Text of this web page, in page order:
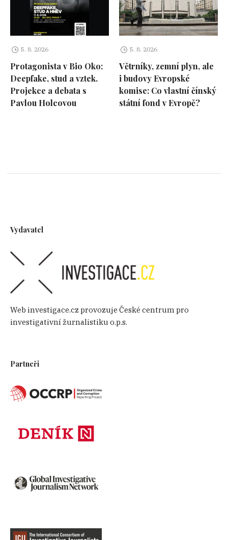
5. 8. 2026
Protagonista v Bio Oko:
Deepfake, stud a vztek.
Projekce a debata s
Pavlou Holcovou
5. 8. 2026
Větrníky, zemní plyn, ale
i budovy Evropské
komise: Co vlastní čínský
státní fond v Evropě?
Vydavatel
Web investigace.cz provozuje České centrum pro
investigativní žurnalistiku o.p.s.
Partneři